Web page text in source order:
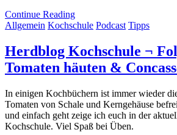
Continue Reading
Allgemein Kochschule Podcast Tipps
Herdblog Kochschule ¬
Tomaten häuten &
In einigen Kochbüchern ist immer wieder
Tomaten von Schale und Kerngehäuse
und einfach geht zeige ich euch in der
Kochschule. Viel Spaß bei Üben.